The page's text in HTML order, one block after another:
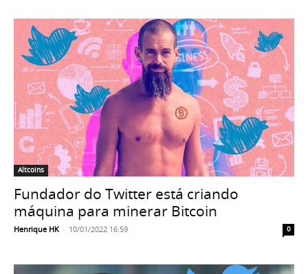
Altcoins
Fundador do Twitter está criando
máquina para minerar Bitcoin
Henrique HK - 10/01/2022 16:59 0